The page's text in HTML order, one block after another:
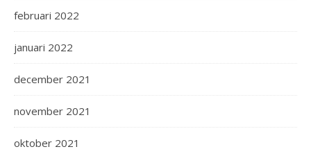
februari 2022
januari 2022
december 2021
november 2021
oktober 2021